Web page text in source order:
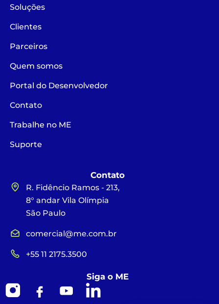
Soluções
Clientes
Parceiros
Quem somos
Portal do Desenvolvedor
Contato
Trabalhe no ME
Suporte
Contato
R. Fidêncio Ramos - 213,
8° andar Vila Olímpia
São Paulo
comercial@me.com.br
+55 11 2175.3500
Siga o ME